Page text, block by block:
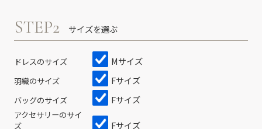
STEP2 サイズを選ぶ
ドレスのサイズ Mサイズ
羽織のサイズ Fサイズ
バッグのサイズ Fサイズ
アクセサリーのサイ
ズ
Fサイズ